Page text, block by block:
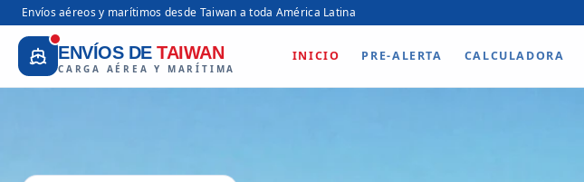
Envíos aéreos y marítimos desde Taiwan a toda América Latina
ENVÍOS DE TAIWAN
CARGA AÉREA Y MARÍTIMA
INICIO PRE-ALERTA CALCULADORA